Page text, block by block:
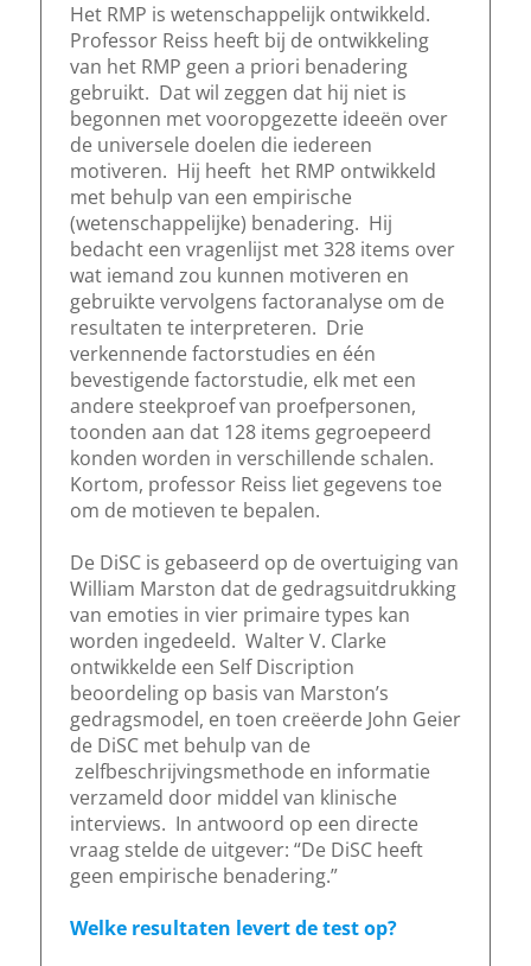
Het RMP is wetenschappelijk ontwikkeld.
Professor Reiss heeft bij de ontwikkeling
van het RMP geen a priori benadering
gebruikt. Dat wil zeggen dat hij niet is
begonnen met vooropgezette ideeën over
de universele doelen die iedereen
motiveren. Hij heeft het RMP ontwikkeld
met behulp van een empirische
(wetenschappelijke) benadering. Hij
bedacht een vragenlijst met 328 items over
wat iemand zou kunnen motiveren en
gebruikte vervolgens factoranalyse om de
resultaten te interpreteren. Drie
verkennende factorstudies en één
bevestigende factorstudie, elk met een
andere steekproef van proefpersonen,
toonden aan dat 128 items gegroepeerd
konden worden in verschillende schalen.
Kortom, professor Reiss liet gegevens toe
om de motieven te bepalen.
De DiSC is gebaseerd op de overtuiging van
William Marston dat de gedragsuitdrukking
van emoties in vier primaire types kan
worden ingedeeld. Walter V. Clarke
ontwikkelde een Self Discription
beoordeling op basis van Marston’s
gedragsmodel, en toen creëerde John Geier
de DiSC met behulp van de
zelfbeschrijvingsmethode en informatie
verzameld door middel van klinische
interviews. In antwoord op een directe
vraag stelde de uitgever: “De DiSC heeft
geen empirische benadering.”
Welke resultaten levert de test op?